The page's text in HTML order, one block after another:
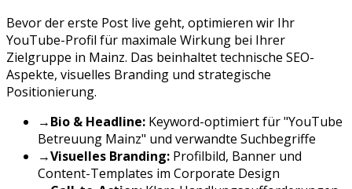
Bevor der erste Post live geht, optimieren wir Ihr
YouTube-Profil für maximale Wirkung bei Ihrer
Zielgruppe in Mainz. Das beinhaltet technische SEO-
Aspekte, visuelles Branding und strategische
Positionierung.
→Bio & Headline: Keyword-optimiert für "YouTube
Betreuung Mainz" und verwandte Suchbegriffe
→Visuelles Branding: Profilbild, Banner und
Content-Templates im Corporate Design